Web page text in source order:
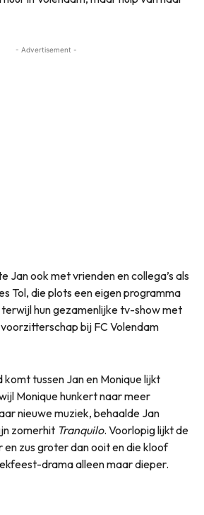
- Advertisement -
Jan ook met vrienden en collega’s als
Tol, die plots een eigen programma
hun gezamenlijke tv-show met
bij FC Volendam
tussen Jan en Monique lijkt
Monique hunkert naar meer
nieuwe muziek, behaalde Jan
zomerhit Tranquilo. Voorlopig lijkt de
zus groter dan ooit en die kloof
drama alleen maar dieper.